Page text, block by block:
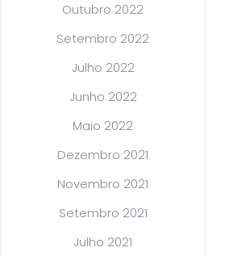
Outubro 2022
Setembro 2022
Julho 2022
Junho 2022
Maio 2022
Dezembro 2021
Novembro 2021
Setembro 2021
Julho 2021